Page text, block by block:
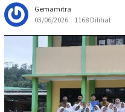
Gemamitra
03/06/2026
1168 Dilihat